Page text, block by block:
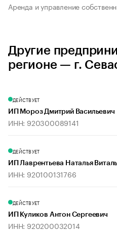
Аренда и управление
Другие
регионе — г.
ДЕЙСТВУЕТ
ИП Мороз Дмитрий Васильевич
ИНН: 920300089141
ДЕЙСТВУЕТ
ИП Лаврентьева Наталья
ИНН: 920100131766
ДЕЙСТВУЕТ
ИП Куликов Антон Сергеевич
ИНН: 920200032014